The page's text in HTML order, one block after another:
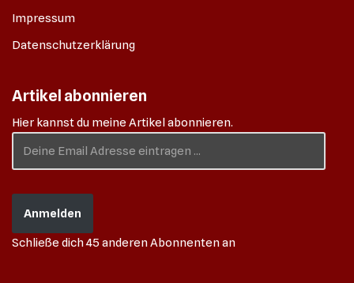
Impressum
Datenschutzerklärung
Artikel abonnieren
Hier kannst du meine Artikel abonnieren.
Anmelden
Schließe dich 45 anderen Abonnenten an